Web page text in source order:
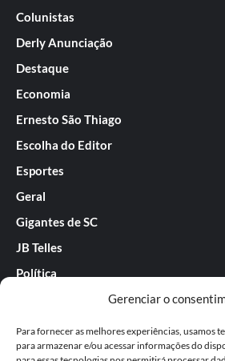
Gerenciar o
Para fornecer as melhores experiências, usamos
para armazenar e/ou acessar informações do
Colunistas
Derly Anunciação
Destaque
Economia
Ernesto São Thiago
Escolha do Editor
Esportes
Geral
Gigantes de SC
JB Telles
Política
Rafael Guarnieri
Séries